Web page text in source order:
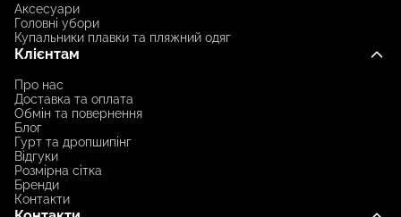
Аксесуари
Головні убори
Купальники плавки та пляжний одяг
Клієнтам
Про нас
Доставка та оплата
Обмін та повернення
Блог
Гурт та дропшипінг
Відгуки
Розмірна сітка
Бренди
Контакти